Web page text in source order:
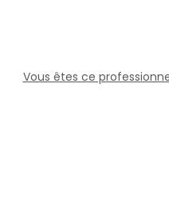
Vous êtes ce